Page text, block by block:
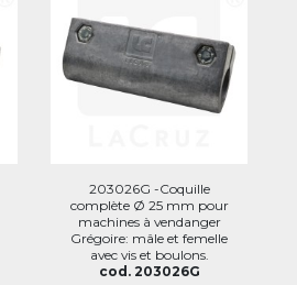
203026G -Coquille
complète Ø 25 mm pour
machines à vendanger
Grégoire: mâle et femelle
avec vis et boulons.
cod. 203026G